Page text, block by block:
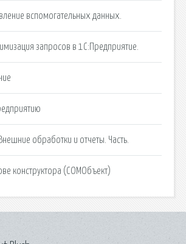
вспомогательных данных.
запросов в 1С:Предприятие.
обработки и отчеты. Часть.
конструктора (COMОбъект)